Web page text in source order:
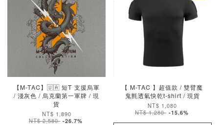
【M-TAC】🇺🇦 短T 支援烏軍
/ 淺灰色 / 烏克蘭第一軍牌 / 現
貨
NT$ 1,890
NT$ 2,580 -26.7%
【 M-TAC 】超值款 / 雙臂魔
鬼氈透氣快乾t-shirt / 現貨
NT$ 1,080
NT$ 1,280 -15.6%